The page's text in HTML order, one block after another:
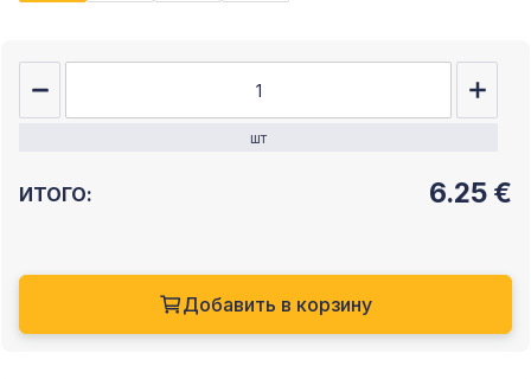
шт
ИТОГО: 6.25 €
Добавить в корзину